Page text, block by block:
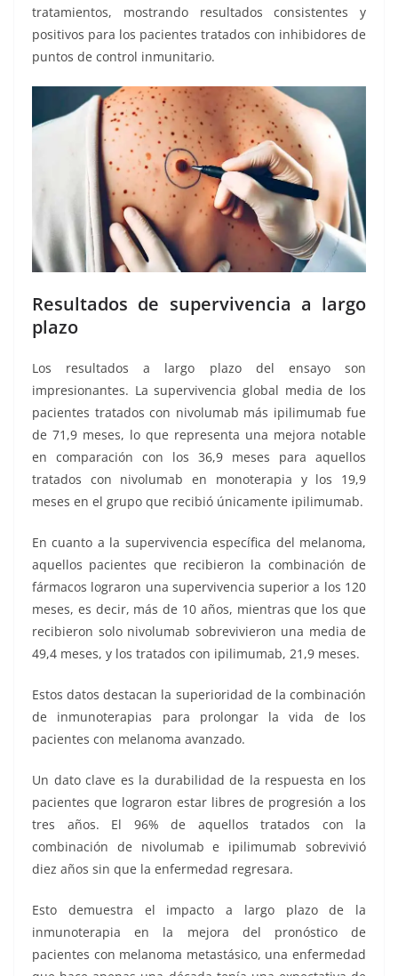
tratamientos, mostrando resultados consistentes y
positivos para los pacientes tratados con inhibidores de
puntos de control inmunitario.
Resultados de supervivencia a largo
plazo
Los resultados a largo plazo del ensayo son
impresionantes. La supervivencia global media de los
pacientes tratados con nivolumab más ipilimumab fue
de 71,9 meses, lo que representa una mejora notable
en comparación con los 36,9 meses para aquellos
tratados con nivolumab en monoterapia y los 19,9
meses en el grupo que recibió únicamente ipilimumab.
En cuanto a la supervivencia específica del melanoma,
aquellos pacientes que recibieron la combinación de
fármacos lograron una supervivencia superior a los 120
meses, es decir, más de 10 años, mientras que los que
recibieron solo nivolumab sobrevivieron una media de
49,4 meses, y los tratados con ipilimumab, 21,9 meses.
Estos datos destacan la superioridad de la combinación
de inmunoterapias para prolongar la vida de los
pacientes con melanoma avanzado.
Un dato clave es la durabilidad de la respuesta en los
pacientes que lograron estar libres de progresión a los
tres años. El 96% de aquellos tratados con la
combinación de nivolumab e ipilimumab sobrevivió
diez años sin que la enfermedad regresara.
Esto demuestra el impacto a largo plazo de la
inmunoterapia en la mejora del pronóstico de
pacientes con melanoma metastásico, una enfermedad